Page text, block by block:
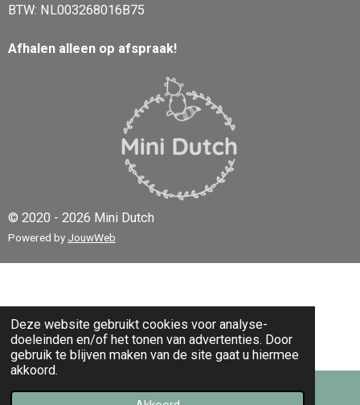
Deze website gebruikt cookies voor analyse-
doeleinden en/of het tonen van advertenties. Door
gebruik te blijven maken van de site gaat u hiermee
akkoord.
BTW: NL003268016B75
Afhalen alleen op afspraak!
© 2020 - 2026 Mini Dutch
Powered by JouwWeb